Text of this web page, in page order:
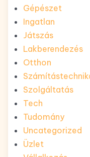
Gépészet
Ingatlan
Játszás
Lakberendezés
Otthon
Szolgáltatás
Tech
Tudomány
Uncategorized
Üzlet